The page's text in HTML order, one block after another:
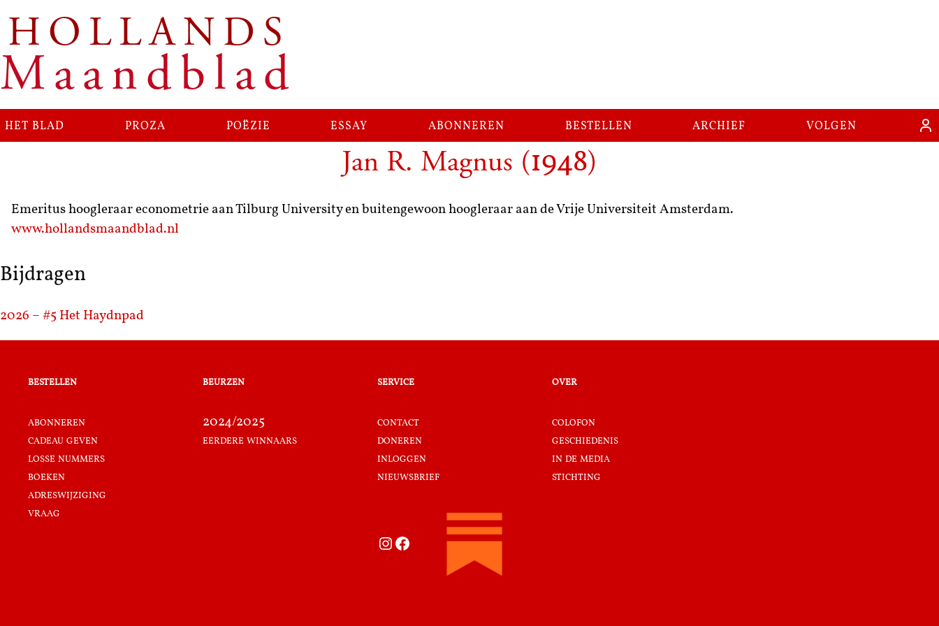
HOLLANDS
Maandblad
het blad proza poëzie essay abonneren bestellen archief volgen
Jan R. Magnus (1948)
Emeritus hoogleraar econometrie aan Tilburg University en buitengewoon hoogleraar aan de Vrije Universiteit Amsterdam.
www.hollandsmaandblad.nl
Bijdragen
2026 – #5 Het Haydnpad
bestellen
abonneren
cadeau geven
losse nummers
boeken
adreswijziging
vraag
beurzen
2024/2025
eerdere winnaars
service
contact
doneren
inloggen
nieuwsbrief
Instagram Facebook
over
colofon
geschiedenis
in de media
stichting